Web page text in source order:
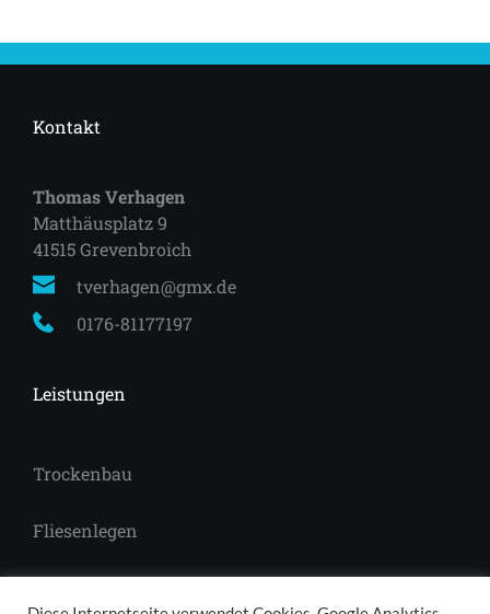
Kontakt
Thomas Verhagen
Matthäusplatz 9
41515 Grevenbroich
tverhagen@gmx.de
0176-81177197
Leistungen
Trockenbau
Fliesenlegen